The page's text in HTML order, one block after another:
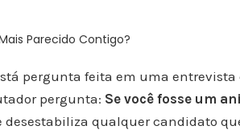
Parecido Contigo?
pergunta feita em uma
pergunta: Se você fosse um
desestabiliza qualquer candidato